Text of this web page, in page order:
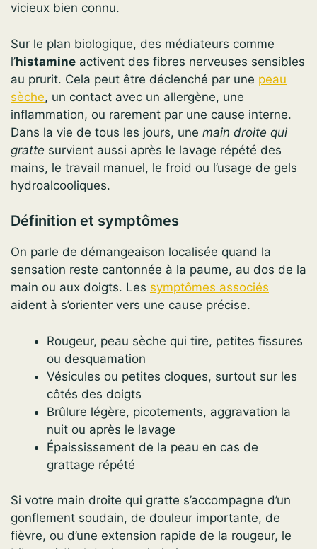
vicieux bien connu.
Sur le plan biologique, des médiateurs comme
l’histamine activent des fibres nerveuses sensibles
au prurit. Cela peut être déclenché par une peau
sèche, un contact avec un allergène, une
inflammation, ou rarement par une cause interne.
Dans la vie de tous les jours, une main droite qui
gratte survient aussi après le lavage répété des
mains, le travail manuel, le froid ou l’usage de gels
hydroalcooliques.
Définition et symptômes
On parle de démangeaison localisée quand la
sensation reste cantonnée à la paume, au dos de la
main ou aux doigts. Les symptômes associés
aident à s’orienter vers une cause précise.
Rougeur, peau sèche qui tire, petites fissures
ou desquamation
Vésicules ou petites cloques, surtout sur les
côtés des doigts
Brûlure légère, picotements, aggravation la
nuit ou après le lavage
Épaississement de la peau en cas de
grattage répété
Si votre main droite qui gratte s’accompagne d’un
gonflement soudain, de douleur importante, de
fièvre, ou d’une extension rapide de la rougeur, le